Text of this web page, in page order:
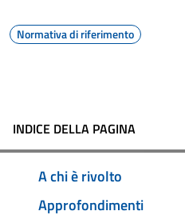
Normativa di riferimento
INDICE DELLA PAGINA
A chi è rivolto
Approfondimenti